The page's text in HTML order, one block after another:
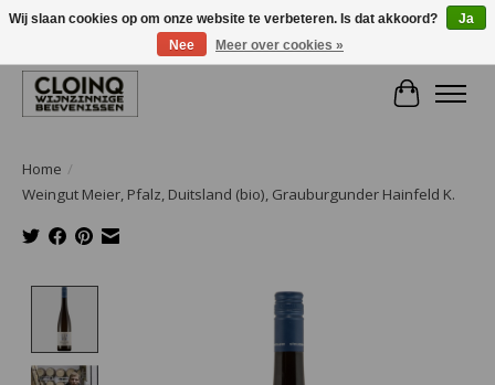
Large selection of products and fast shipping!
Home /
Weingut Meier, Pfalz, Duitsland (bio), Grauburgunder Hainfeld K.
Product image slideshow Items
Wij slaan cookies op om onze website te verbeteren. Is dat akkoord?
Ja
Nee
Meer over cookies »